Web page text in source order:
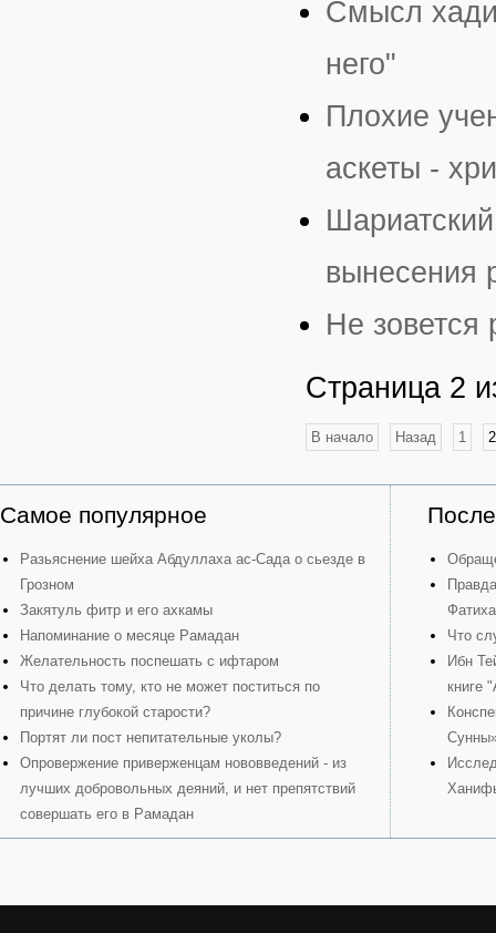
Смысл
него"
Плохие
аскеты -
вынесения
Не
Страница 2
В начало Назад 1 2
Самое популярное
Разьяснение шейха Абдуллаха ас-Сада о сьезде в
Грозном
Закятуль фитр и его ахкамы
Напоминание о месяце Рамадан
Желательность поспешать с ифтаром
Что делать тому, кто не может поститься по
причине глубокой старости?
Портят ли пост непитательные уколы?
Опровержение приверженцам нововведений - из
лучших добровольных деяний, и нет препятствий
совершать его в Рамадан
Что
Ибн
книге